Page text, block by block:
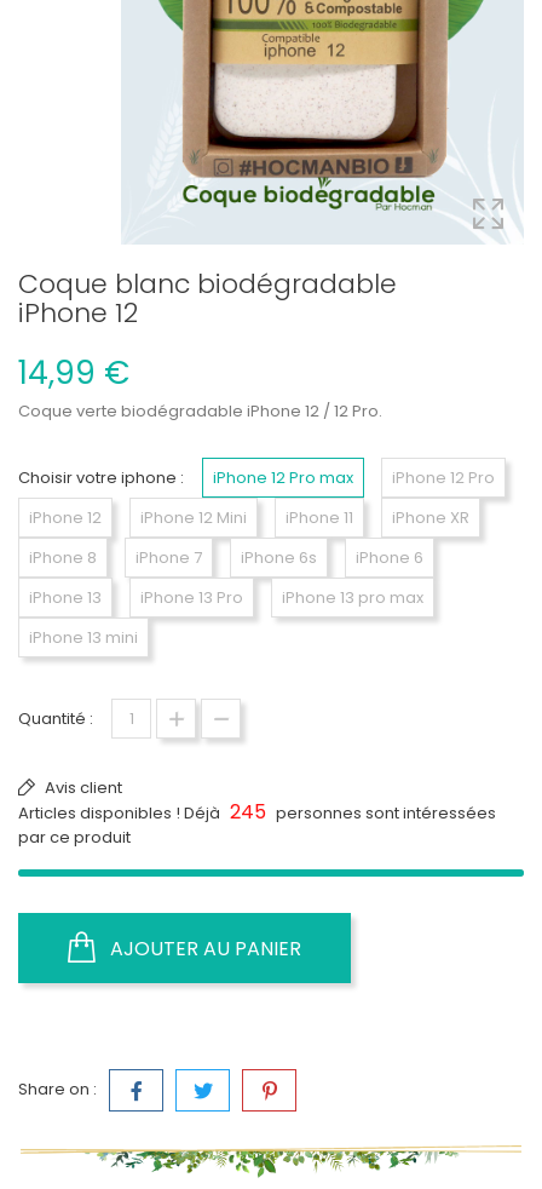
Coque blanc biodégradable
iPhone 12
14,99 €
Coque verte biodégradable iPhone 12 / 12 Pro.
Choisir votre iphone : iPhone 12 Pro max
iPhone 12 Pro
iPhone 12
iPhone 12 Mini iPhone 11
iPhone XR
iPhone 8
iPhone 7 iPhone 6s
iPhone 6
iPhone 13
iPhone 13 Pro
iPhone 13 pro max
iPhone 13 mini
Quantité :
Avis client
Articles disponibles ! Déjà 245 personnes sont intéressées
par ce produit
AJOUTER AU PANIER
Share on :